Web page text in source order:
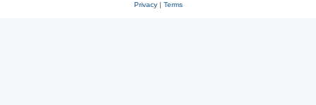
Privacy| Terms